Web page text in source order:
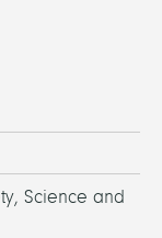
Science and